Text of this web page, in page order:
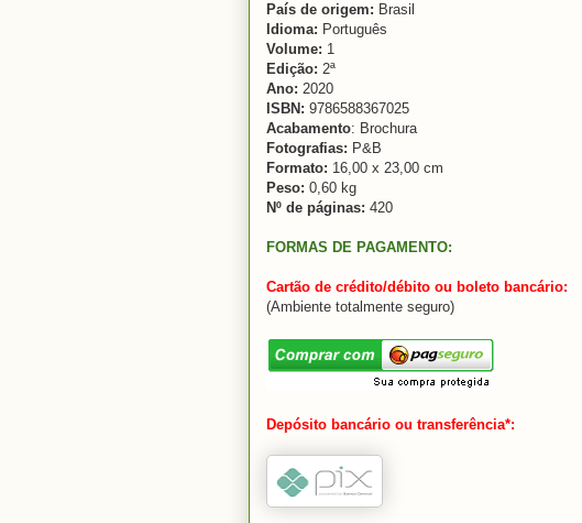
País de origem: Brasil
Idioma: Português
Volume: 1
Edição: 2ª
Ano: 2020
ISBN: 9786588367025
Acabamento: Brochura
Fotografias: P&B
Formato: 16,00 x 23,00 cm
Peso: 0,60 kg
Nº de páginas: 420
FORMAS DE PAGAMENTO:
Cartão de crédito/débito ou boleto bancário:
(Ambiente totalmente seguro)
Depósito bancário ou transferência*: